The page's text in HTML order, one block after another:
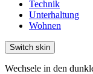
Technik
Unterhaltung
Wohnen
Switch skin
Wechsele in den